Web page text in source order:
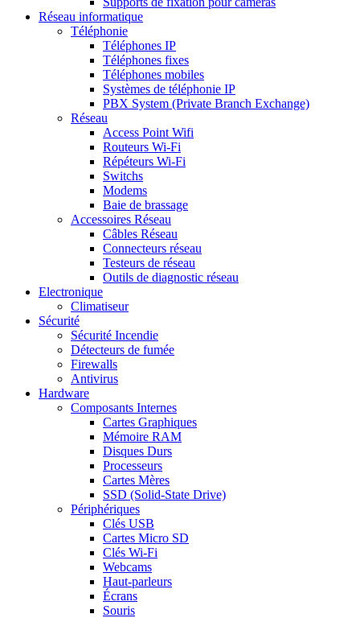
Réseau informatique
Téléphonie
Téléphones IP
Téléphones fixes
Téléphones mobiles
Systèmes de téléphonie IP
PBX System (Private Branch Exchange)
Réseau
Access Point Wifi
Routeurs Wi-Fi
Répéteurs Wi-Fi
Switchs
Modems
Baie de brassage
Accessoires Réseau
Câbles Réseau
Connecteurs réseau
Testeurs de réseau
Outils de diagnostic réseau
Electronique
Climatiseur
Sécurité
Sécurité Incendie
Détecteurs de fumée
Firewalls
Antivirus
Hardware
Composants Internes
Cartes Graphiques
Mémoire RAM
Disques Durs
Processeurs
Cartes Mères
SSD (Solid-State Drive)
Périphériques
Clés USB
Cartes Micro SD
Clés Wi-Fi
Webcams
Haut-parleurs
Écrans
Souris